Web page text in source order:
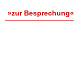
»zur Besprechung«